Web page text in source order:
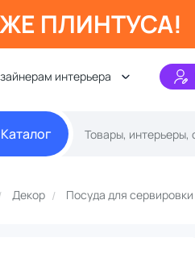
ПЛИНТУСА!
интерьера
Каталог
Декор Посуда для сервировки